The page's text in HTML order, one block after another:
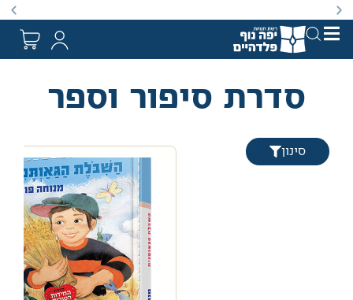
באתר מוצעים מוצרים במחירים נמוכים ומוזלים מהמחיר
סדרת סיפור וספר
סינון